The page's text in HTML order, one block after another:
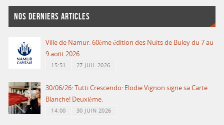
NOS DERNIERS ARTICLES
Ville de Namur: 60ème édition des Nuits de Buley du 7 au
9 août 2026.
15:51 27 JUIL 2026
30/06/26: Tutti Crescendo: Elodie Vignon signe sa Carte
Blanche! Deuxième.
14:00 30 JUIN 2026